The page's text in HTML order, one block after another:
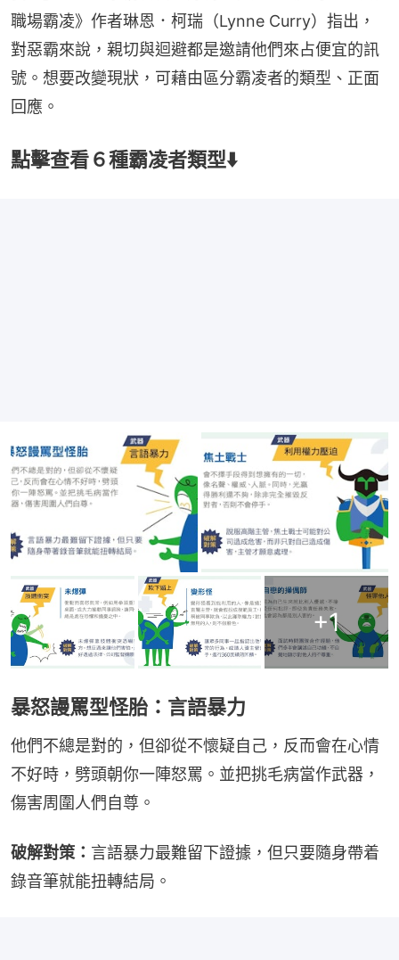
職場霸凌》作者琳恩．柯瑞（Lynne Curry）指出，
對惡霸來說，親切與迴避都是邀請他們來占便宜的訊
號。想要改變現狀，可藉由區分霸凌者的類型、正面
回應。
點擊查看６種霸凌者類型⬇️
+1
暴怒謾罵型怪胎：言語暴力
他們不總是對的，但卻從不懷疑自己，反而會在心情
不好時，劈頭朝你一陣怒罵。並把挑毛病當作武器，
傷害周圍人們自尊。
破解對策： 言語暴力最難留下證據，但只要隨身帶着
錄音筆就能扭轉結局。